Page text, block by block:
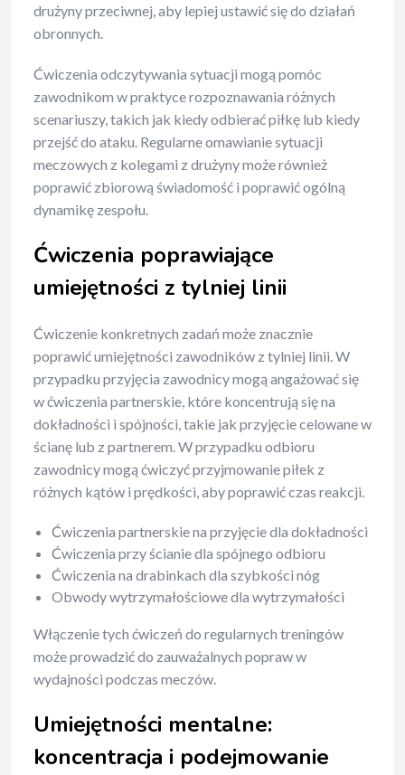
drużyny przeciwnej, aby lepiej ustawić się do działań
obronnych.
Ćwiczenia odczytywania sytuacji mogą pomóc
zawodnikom w praktyce rozpoznawania różnych
scenariuszy, takich jak kiedy odbierać piłkę lub kiedy
przejść do ataku. Regularne omawianie sytuacji
meczowych z kolegami z drużyny może również
poprawić zbiorową świadomość i poprawić ogólną
dynamikę zespołu.
Ćwiczenia poprawiające
umiejętności z tylniej linii
Ćwiczenie konkretnych zadań może znacznie
poprawić umiejętności zawodników z tylniej linii. W
przypadku przyjęcia zawodnicy mogą angażować się
w ćwiczenia partnerskie, które koncentrują się na
dokładności i spójności, takie jak przyjęcie celowane w
ścianę lub z partnerem. W przypadku odbioru
zawodnicy mogą ćwiczyć przyjmowanie piłek z
różnych kątów i prędkości, aby poprawić czas reakcji.
Ćwiczenia partnerskie na przyjęcie dla dokładności
Ćwiczenia przy ścianie dla spójnego odbioru
Ćwiczenia na drabinkach dla szybkości nóg
Obwody wytrzymałościowe dla wytrzymałości
Włączenie tych ćwiczeń do regularnych treningów
może prowadzić do zauważalnych popraw w
wydajności podczas meczów.
Umiejętności mentalne:
koncentracja i podejmowanie